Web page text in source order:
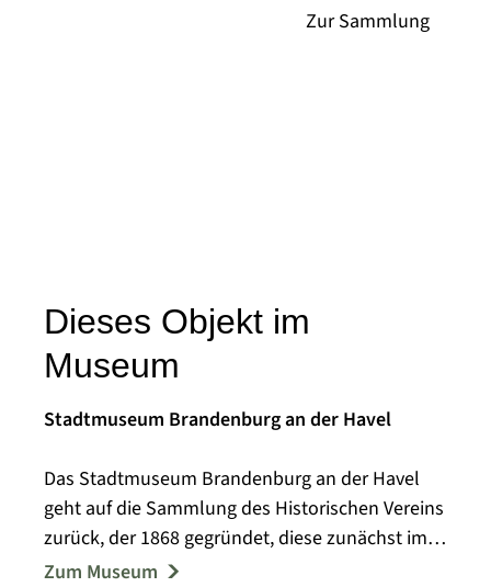
Dieses Objekt im
Museum
Stadtmuseum Brandenburg an der Havel
Das Stadtmuseum Brandenburg an der Havel
geht auf die Sammlung des Historischen Vereins
zurück, der 1868 gegründet, diese zunächst im
Steintorturm, ab 1923 im barocken Frey-Haus
Zum Museum